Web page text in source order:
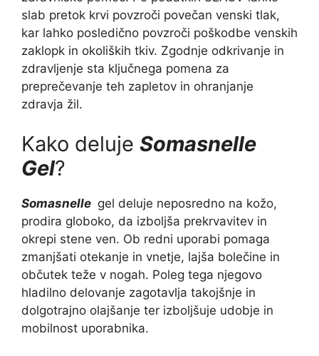
slab pretok krvi povzroči povečan venski tlak,
kar lahko posledično povzroči poškodbe venskih
zaklopk in okoliških tkiv. Zgodnje odkrivanje in
zdravljenje sta ključnega pomena za
preprečevanje teh zapletov in ohranjanje
zdravja žil.
Kako deluje Somasnelle
Gel?
Somasnelle gel deluje neposredno na kožo,
prodira globoko, da izboljša prekrvavitev in
okrepi stene ven. Ob redni uporabi pomaga
zmanjšati otekanje in vnetje, lajša bolečine in
občutek teže v nogah. Poleg tega njegovo
hladilno delovanje zagotavlja takojšnje in
dolgotrajno olajšanje ter izboljšuje udobje in
mobilnost uporabnika.